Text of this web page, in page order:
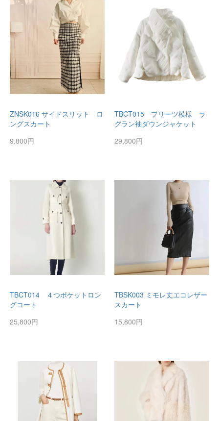
ZNSK016 サイドスリット ロ
ングスカート
9,800円
TBCT015 プリーツ模様 ラ
グラン袖ダウンジャケット
29,800円
TBCT014 ４つポケットロン
グコート
25,800円
TBSK003 ミモレ丈エコレザー
スカート
15,800円